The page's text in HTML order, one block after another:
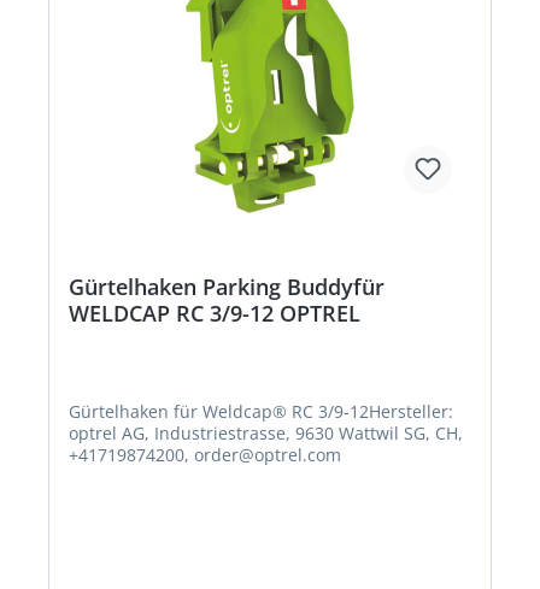
Gürtelhaken Parking Buddyfür
WELDCAP RC 3/9-12 OPTREL
Gürtelhaken für Weldcap® RC 3/9-12Hersteller:
optrel AG, Industriestrasse, 9630 Wattwil SG, CH,
+41719874200, order@optrel.com